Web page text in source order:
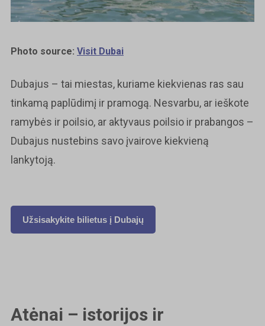
Photo source: Visit Dubai
Dubajus – tai miestas, kuriame kiekvienas ras sau
tinkamą paplūdimį ir pramogą. Nesvarbu, ar ieškote
ramybės ir poilsio, ar aktyvaus poilsio ir prabangos –
Dubajus nustebins savo įvairove kiekvieną
lankytoją.
Užsisakykite bilietus į Dubajų
Atėnai – istorijos ir